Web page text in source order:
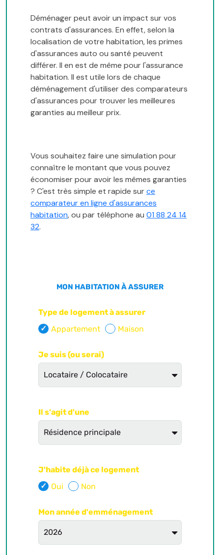
Déménager peut avoir un impact sur vos
contrats d'assurances. En effet, selon la
localisation de votre habitation, les primes
d'assurances auto ou santé peuvent
différer. Il en est de même pour l'assurance
habitation. Il est utile lors de chaque
déménagement d'utiliser des comparateurs
d'assurances pour trouver les meilleures
garanties au meilleur prix.
Vous souhaitez faire une simulation pour
connaître le montant que vous pouvez
économiser pour avoir les mêmes garanties
? C'est très simple et rapide surce
comparateur en ligne d'assurances
habitation, ou par téléphone au 01 88 24 14
32.